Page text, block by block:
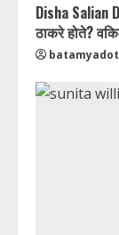
Disha Salian
ठाकरे होते?